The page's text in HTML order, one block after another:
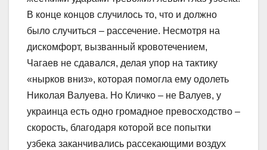
В конце концов случилось то, что и должно
было случиться – рассечение. Несмотря на
дискомфорт, вызванный кровотечением,
Чагаев не сдавался, делая упор на тактику
«нырков вниз», которая помогла ему одолеть
Николая Валуева. Но Кличко – не Валуев, у
украинца есть одно громадное превосходство –
скорость, благодаря которой все попытки
узбека заканчивались рассекающими воздух